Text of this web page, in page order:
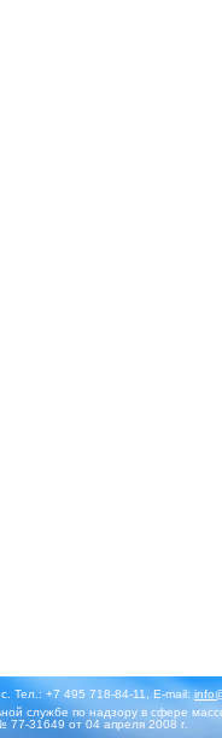
Тел.: +7 495 718-84-11, E-mail:
службе по надзору в сфере
77-31649 от 04 апреля 2008 г.